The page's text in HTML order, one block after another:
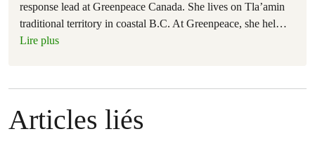
response lead at Greenpeace Canada. She lives on Tla’amin
traditional territory in coastal B.C. At Greenpeace, she hel…
Lire plus
Articles liés